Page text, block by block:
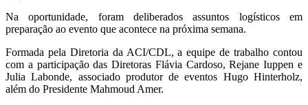
Na oportunidade, foram deliberados assuntos logísticos em
preparação ao evento que acontece na próxima semana.
Formada pela Diretoria da ACI/CDL, a equipe de trabalho contou
com a participação das Diretoras Flávia Cardoso, Rejane Iuppen e
Julia Labonde, associado produtor de eventos Hugo Hinterholz,
além do Presidente Mahmoud Amer.